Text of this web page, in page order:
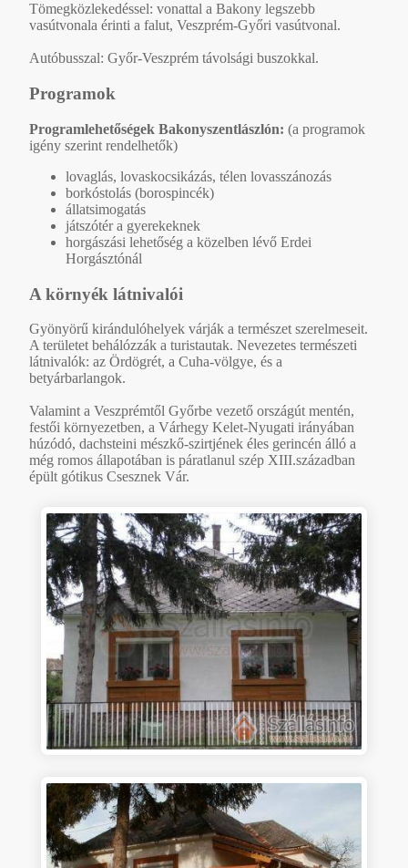
Tömegközlekedéssel: vonattal a Bakony legszebb
vasútvonala érinti a falut, Veszprém-Győri vasútvonal.
Autóbusszal: Győr-Veszprém távolsági buszokkal.
Programok
Programlehetőségek Bakonyszentlászlón: (a programok
igény szerint rendelhetők)
lovaglás, lovaskocsikázás, télen lovasszánozás
borkóstolás (borospincék)
állatsimogatás
játszótér a gyerekeknek
horgászási lehetőség a közelben lévő Erdei
Horgásztónál
A környék látnivalói
Gyönyörű kirándulóhelyek várják a természet szerelmeseit.
A területet behálózzák a turistautak. Nevezetes természeti
látnivalók: az Ördögrét, a Cuha-völgye, és a
betyárbarlangok.
Valamint a Veszprémtől Győrbe vezető országút mentén,
festői környezetben, a Várhegy Kelet-Nyugati irányában
húzódó, dachsteini mészkő-szirtjének éles gerincén álló a
még romos állapotában is páratlanul szép XIII.században
épült gótikus Csesznek Vár.